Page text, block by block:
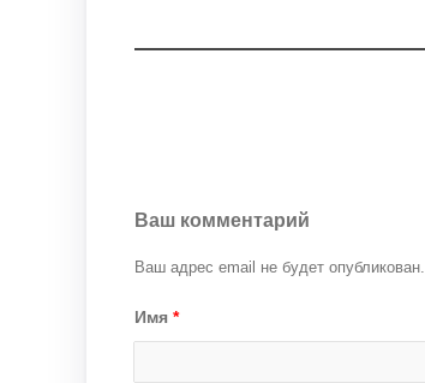
Ваш комментарий
Ваш адрес email не будет опубликован.
Имя *